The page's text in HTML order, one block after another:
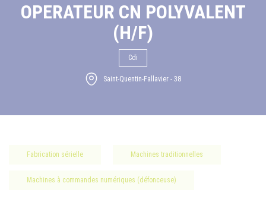
OPERATEUR CN POLYVALENT
(H/F)
Cdi
Saint-Quentin-Fallavier - 38
Fabrication sérielle Machines traditionnelles
Machines à commandes numériques (défonceuse)